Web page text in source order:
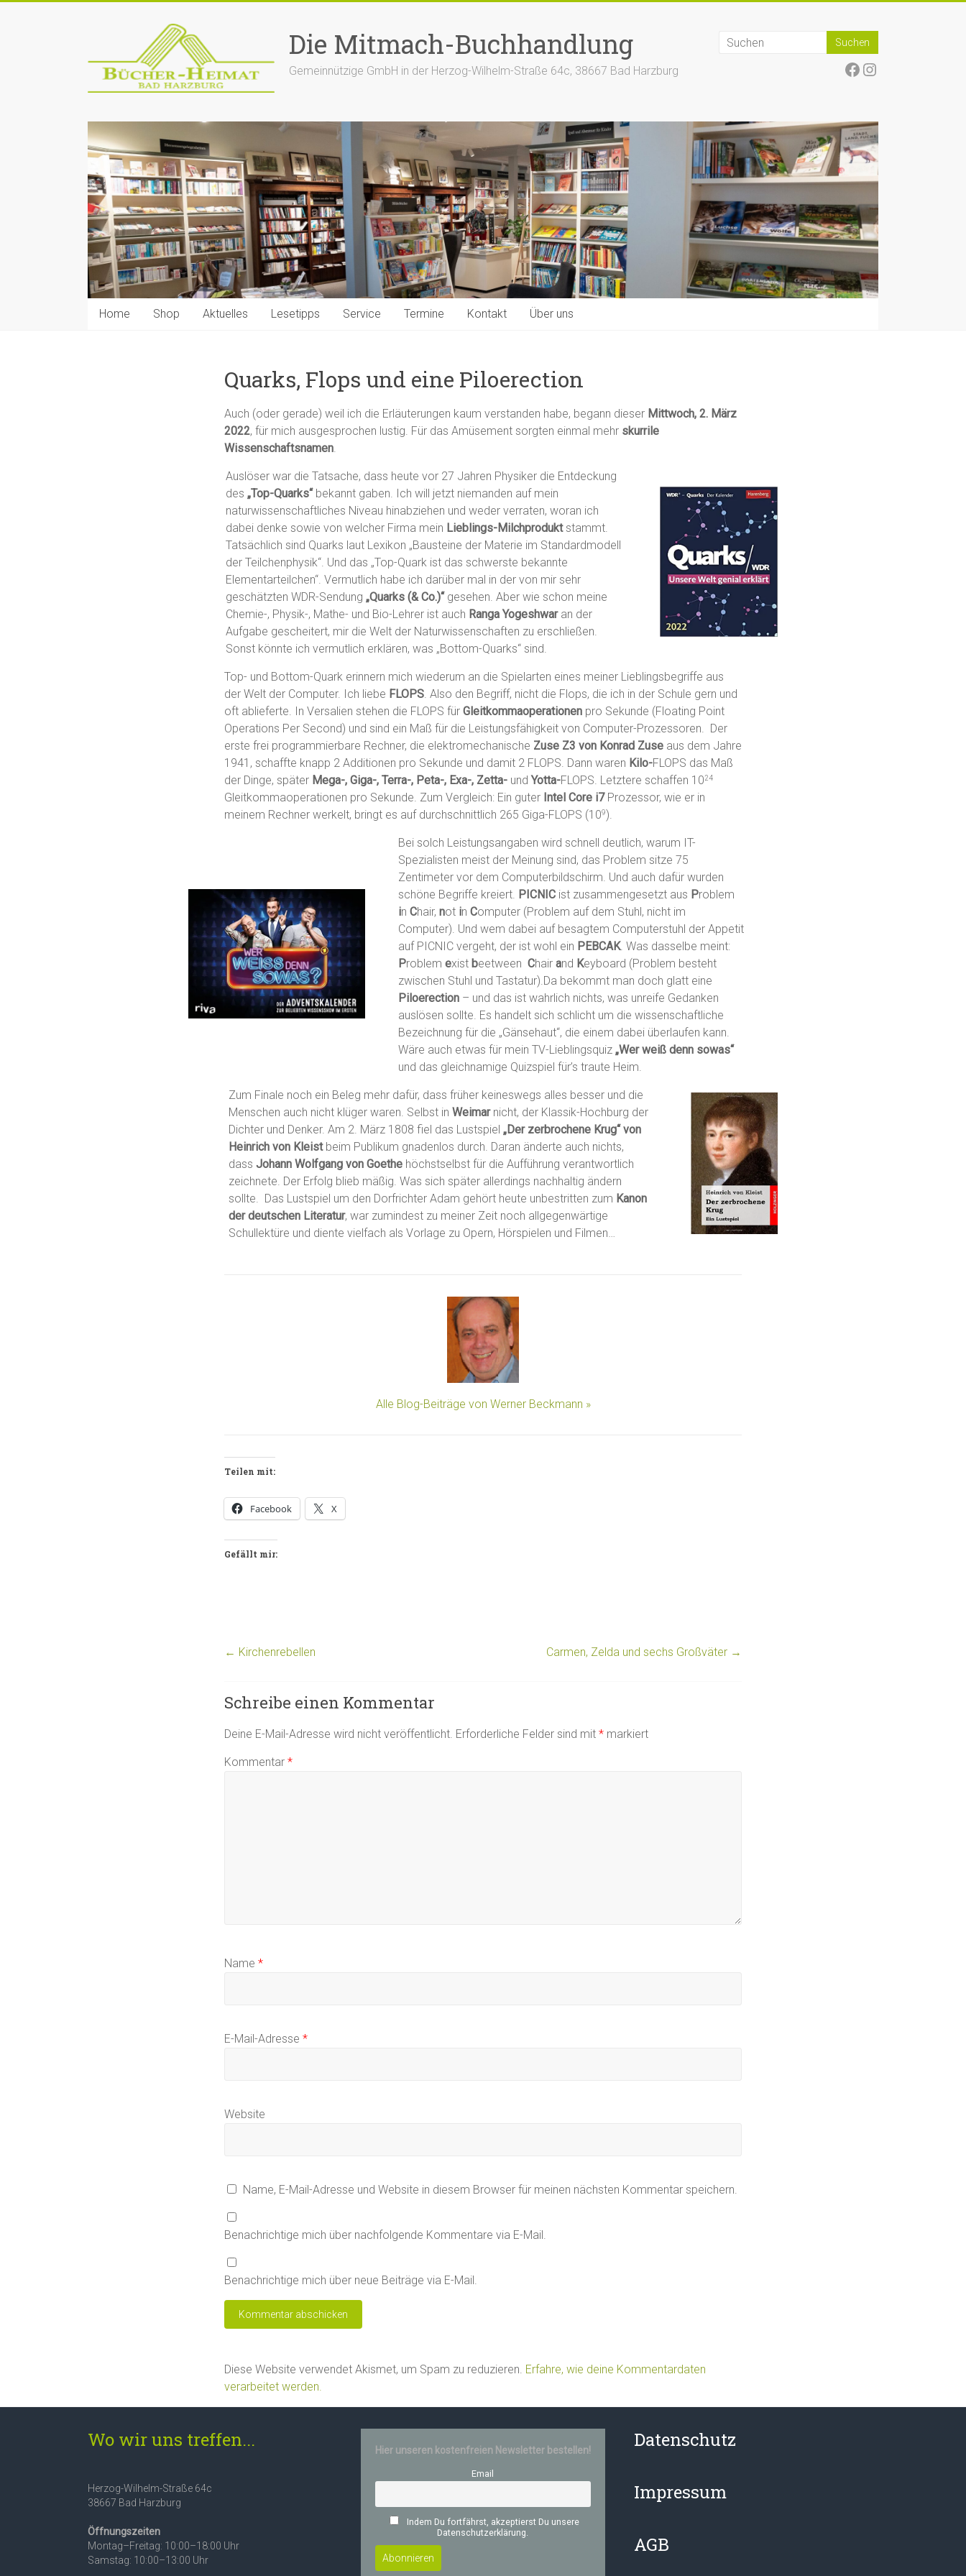
Die Mitmach-Buchhandlung
Gemeinnützige GmbH in der Herzog-Wilhelm-Straße 64c, 38667 Bad Harzburg Facebook
Instagram
Home Shop Aktuelles Lesetipps Service Termine Kontakt Über uns
Quarks, Flops und eine Piloerection
Auch (oder gerade) weil ich die Erläuterungen kaum verstanden habe, begann dieser Mittwoch, 2. März
2022, für mich ausgesprochen lustig. Für das Amüsement sorgten einmal mehr skurrile
Wissenschaftsnamen
Auslöser war die Tatsache, dass heute vor 27 Jahren Physiker die Entdeckung
des„Top-Quarks“bekannt gaben. Ich will jetzt niemanden auf mein
naturwissenschaftliches Niveau hinabziehen und weder verraten, woran ich
dabei denke sowie von welcher Firma mein Lieblings-Milchproduktstammt.
Tatsächlich sind Quarks laut Lexikon „Bausteine der Materie im Standardmodell
der Teilchenphysik“. Und das „Top-Quark ist das schwerste bekannte
Elementarteilchen“. Vermutlich habe ich darüber mal in der von mir sehr
geschätzten WDR-Sendung„Quarks (& Co.)“gesehen. Aber wie schon meine
Chemie-, Physik-, Mathe- und Bio-Lehrer ist auch Ranga Yogeshwaran der
Aufgabe gescheitert, mir die Welt der Naturwissenschaften zu erschließen.
Sonst könnte ich vermutlich erklären, was „Bottom-Quarks“ sind.
Top- und Bottom-Quark erinnern mich wiederum an die Spielarten eines meiner Lieblingsbegriffe aus
der Welt der Computer. Ich liebe FLOPS . Also den Begriff, nicht die Flops, die ich in der Schule gern und
oft ablieferte. In Versalien stehen die FLOPS für Gleitkommaoperationen pro Sekunde (Floating Point
Operations Per Second) und sind ein Maß für die Leistungsfähigkeit von Computer-Prozessoren. Der
erste frei programmierbare Rechner, die elektromechanische Zuse Z3 von Konrad Zuse aus dem Jahre
1941, schaffte knapp 2 Additionen pro Sekunde und damit 2 FLOPS. Dann waren Kilo-FLOPS das Maß
der Dinge, später Mega-, Giga-, Terra-, Peta-, Exa-, Zetta- undYotta-FLOPS. Letztere schaffen 1024
Gleitkommaoperationen pro Sekunde. Zum Vergleich: Ein guter Intel Core i7 Prozessor, wie er in
meinem Rechner werkelt, bringt es auf durchschnittlich 265 Giga-FLOPS (109).
Bei solch Leistungsangaben wird schnell deutlich, warum IT-
Spezialisten meist der Meinung sind, das Problem sitze 75
Zentimeter vor dem Computerbildschirm. Und auch dafür wurden
schöne Begriffe kreiert. PICNIC ist zusammengesetzt aus Problem
in Chair, not in Computer (Problem auf dem Stuhl, nicht im
Computer). Und wem dabei auf besagtem Computerstuhl der Appetit
auf PICNIC vergeht, der ist wohl ein PEBCAK. Was dasselbe meint:
Problem exist beetween Chair and Keyboard (Problem besteht
zwischen Stuhl und Tastatur).Da bekommt man doch glatt eine
Piloerection – und das ist wahrlich nichts, was unreife Gedanken
auslösen sollte. Es handelt sich schlicht um die wissenschaftliche
Bezeichnung für die „Gänsehaut“, die einem dabei überlaufen kann.
Wäre auch etwas für mein TV-Lieblingsquiz „Wer weiß denn sowas“
und das gleichnamige Quizspiel für’s traute Heim.
Zum Finale noch ein Beleg mehr dafür, dass früher keineswegs alles besser und die
Menschen auch nicht klüger waren. Selbst in Weimar nicht, der Klassik-Hochburg der
Dichter und Denker. Am 2. März 1808 fiel das Lustspiel „Der zerbrochene Krug“ von
Heinrich von Kleist beim Publikum gnadenlos durch. Daran änderte auch nichts,
dass Johann Wolfgang von Goethe höchstselbst für die Aufführung verantwortlich
zeichnete. Der Erfolg blieb mäßig. Was sich später allerdings nachhaltig ändern
sollte. Das Lustspiel um den Dorfrichter Adam gehört heute unbestritten zum Kanon
der deutschen Literatur, war zumindest zu meiner Zeit noch allgegenwärtige
Schullektüre und diente vielfach als Vorlage zu Opern, Hörspielen und Filmen…
Alle Blog-Beiträge von Werner Beckmann »
Teilen mit:
Facebook X
Gefällt mir:
← Kirchenrebellen Carmen, Zelda und sechs Großväter →
Schreibe einen Kommentar
Deine E-Mail-Adresse wird nicht veröffentlicht. Erforderliche Felder sind mit * markiert
Kommentar *
Name *
E-Mail-Adresse *
Website
Name, E-Mail-Adresse und Website in diesem Browser für meinen nächsten Kommentar speichern.
Benachrichtige mich über nachfolgende Kommentare via E-Mail.
Benachrichtige mich über neue Beiträge via E-Mail.
Diese Website verwendet Akismet, um Spam zu reduzieren. Erfahre, wie deine Kommentardaten
verarbeitet werden.
Wo wir uns treffen...
Herzog-Wilhelm-Straße 64c
38667 Bad Harzburg
Öffnungszeiten
Montag–Freitag: 10:00–18:00 Uhr
Samstag: 10:00–13:00 Uhr
Hier unseren kostenfreien Newsletter bestellen!
Email
Indem Du fortfährst, akzeptierst Du unsere
Datenschutzerklärung.
Datenschutz
Impressum
AGB